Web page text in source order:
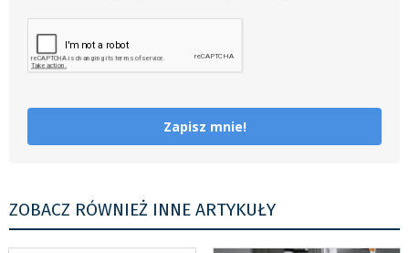
Zapisz mnie!
ZOBACZ RÓWNIEŻ INNE ARTYKUŁY